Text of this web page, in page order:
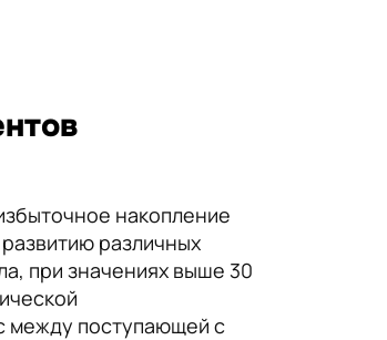
накопление
различных
при значениях выше 30
между поступающей с